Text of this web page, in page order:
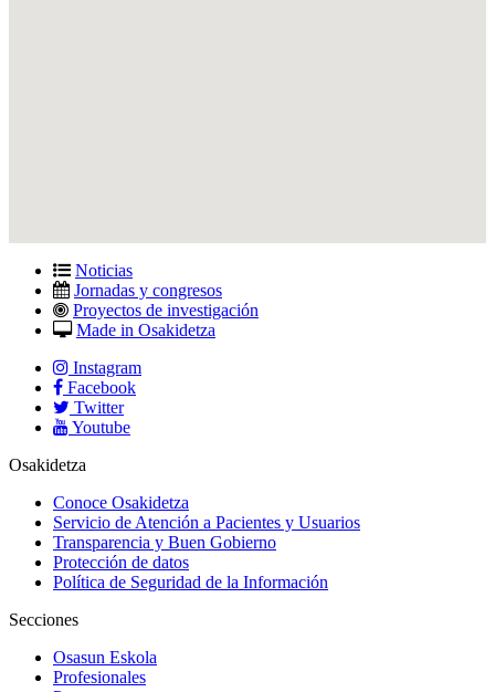
Noticias
Jornadas y congresos
Proyectos de investigación
Made in Osakidetza
Instagram
Facebook
Twitter
Youtube
Osakidetza
Conoce Osakidetza
Servicio de Atención a Pacientes y Usuarios
Transparencia y Buen Gobierno
Protección de datos
Política de Seguridad de la Información
Secciones
Osasun Eskola
Profesionales